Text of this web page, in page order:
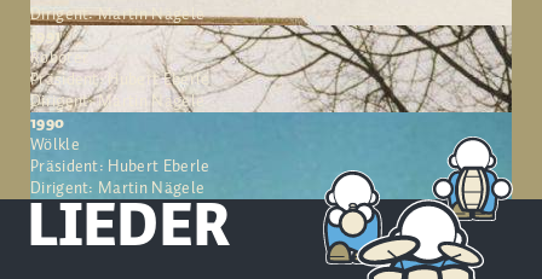
Dirigent: Martin Nägele
1991
Roboter
Präsident: Hubert Eberle
Dirigent: Martin Nägele
1990
Wölkle
Präsident: Hubert Eberle
Dirigent: Martin Nägele
LIEDER